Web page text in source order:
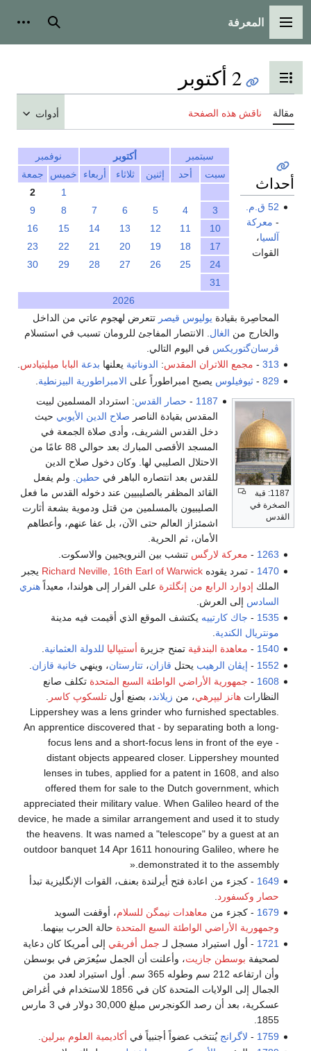
القائمة الرئيسية
المعرفة بحث
تبديل عرض جدول المحتويات
2 أكتوبر
مقالة ناقش هذه الصفحة أدوات
سبتمبر أكتوبر
نوفمبر
سبت
أحد إثنين ثلاثاء أربعاء خميس
جمعة
1
2
3
4
5
6
7
8
9
10
11
12
13
14
15
16
17
18
19
20
21
22
23
24
25
26
27
28
29
30
31
2026
أحداث
52 ق.م.
- معركة
آلسيا،
القوات
المحاصِرة بقيادة يوليوس قيصر تتعرض لهجوم عاتي من الداخل
والخارج من الغال . الانتصار المفاجئ للرومان تسبب في استسلام
ڤرسان‌گتوريكس في اليوم التالي.
313
- مجمع اللاتران المقدس: الدوناتية يعلنها بدعة البابا ميليتيادس.
829
-ثيوفيلوس يصبح امبراطوراً على الامبراطورية البيزنطية
1187: قبة
الصخرة في
القدس
1187
- حصار القدس: استرداد المسلمين لبيت
المقدس بقيادة الناصر صلاح الدين الأيوبي حيث
دخل القدس الشريف، وأدى صلاة الجمعة في
المسجد الأقصى المبارك بعد حوالي 88 عامًا من
الاحتلال الصليبي لها. وكان دخول صلاح الدين
للقدس بعد انتصاره الباهر في حطين . ولم يفعل
القائد المظفر بالصليبيين عند دخوله القدس ما فعل
الصليبيون بالمسلمين من قتل ودموية بشعة أثارت
اشمئزاز العالم حتى الآن، بل عفا عنهم، وأعطاهم
الأمان، ثم الحرية.
1263
- معركة لارگس تنشب بين النرويجيين والاسكوت.
1470 - تمرد يقودهRichard Neville, 16th Earl of Warwick يجبر
الملك إدوارد الرابع من إنگلترة على الفرار إلى هولندا، معيداًهنري
السادس إلى العرش.
1535
- جاك كارتييه يكتشف الموقع الذي أقيمت فيه مدينة
مونتريال الكندية
1540
- معاهدة البندقية تمنح جزيرة أستيپاليا للدولة العثمانية.
1552
- إيڤان الرهيب يحتل قازان،تتارستان، وينهي خانية قازان
1608
- جمهورية الأراضي الواطئة السبع المتحدة تكلف صانع
النظاراتهانز ليپرهي، من زيلاند، بصنع أولتلسكوپ كاسر
Lippershey was a lens grinder who furnished spectables.
An apprentice discovered that - by separating both a long-
focus lens and a short-focus lens in front of the eye -
distant objects appeared closer. Lippershey mounted
lenses in tubes, applied for a patent in 1608, and also
offered them for sale to the Dutch government, which
appreciated their military value. When Galileo heard of the
device, he made a similar arrangement and used it to study
the heavens. It was named a "telescope" by a guest at an
outdoor banquet 14 Apr 1611 honouring Galileo, where he
demonstrated it to the assembly.«
1649 - كجزء من اعادة فتح أيرلندة بعنف، القوات الإنگليزية تبدأ
حصار وكسفورد
1679 - كجزء من معاهدات نيمگن للسلام، أوقفت السويد
وجمهورية الأراضي الواطئة السبع المتحدة حالة الحرب بينهما.
1721 - أول استيراد مسجل لـ جمل أفريقي إلى أمريكا كان دعاية
لصحيفة بوسطن جازيت، وأعلنت أن الجمل سيُعرَض في بوسطن
وأن ارتفاعه 212 سم وطوله 365 سم. أول استيراد لعدد من
الجمال إلى الولايات المتحدة كان في 1856 للاستخدام في أغراض
عسكرية، بعد أن رصد الكونجرس مبلغ 30,000 دولار في 3 مارس
1855.
1759
- لاگرانج يُنتخب عضواً أجنبياً في أكاديمية العلوم ببرلين